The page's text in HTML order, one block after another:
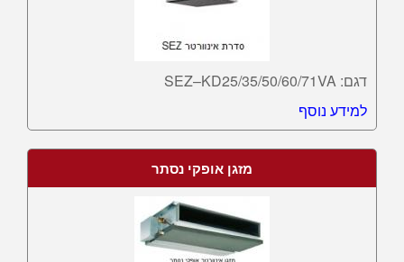
דגם: SEZ–KD25/35/50/60/71VA
למידע נוסף
מזגן אופקי נסתר